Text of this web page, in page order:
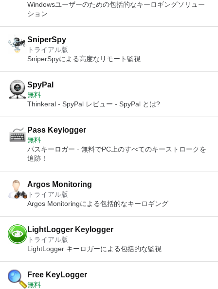
Windowsユーザーのための包括的なキーロギングソリュー
ション
SniperSpy
トライアル版
SniperSpyによる高度なリモート監視
SpyPal
無料
Thinkeral - SpyPal レビュー - SpyPal とは?
Pass Keylogger
無料
パスキーロガー - 無料でPC上のすべてのキーストロークを
追跡！
Argos Monitoring
トライアル版
Argos Monitoringによる包括的なキーロギング
LightLogger Keylogger
トライアル版
LightLogger キーロガーによる包括的な監視
Free KeyLogger
無料